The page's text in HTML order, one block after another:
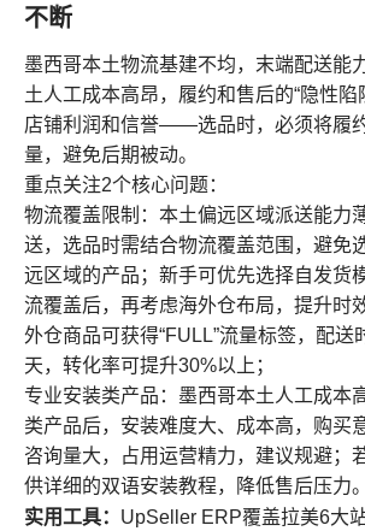
不断
墨西哥本土物流基建不均，末端配送能
土人工成本高昂，履约和售后的“隐性陷
店铺利润和信誉——选品时，必须将履
量，避免后期被动。
重点关注2个核心问题：
物流覆盖限制：本土偏远区域派送能力
送，选品时需结合物流覆盖范围，避免
远区域的产品；新手可优先选择自发货
流覆盖后，再考虑海外仓布局，提升
外仓商品可获得“FULL”流量标签，配送
天，转化率可提升30%以上；
专业安装类产品：墨西哥本土人工成本
类产品后，安装难度大、成本高，购买
咨询量大，占用运营精力，建议规避；
供详细的双语安装教程，降低售后压力。
实用工具：
UpSeller ERP覆盖拉美6大